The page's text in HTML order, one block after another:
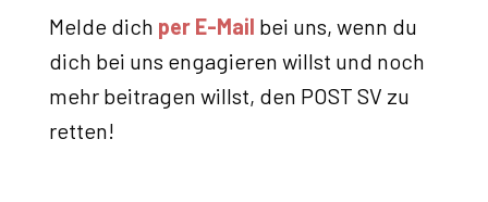
Melde dich per E-Mail bei uns, wenn du
dich bei uns engagieren willst und noch
mehr beitragen willst, den POST SV zu
retten!